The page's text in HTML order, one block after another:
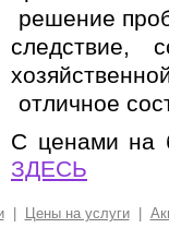
решение
следствие,
отличное
С ценами на
ЗДЕСЬ
Цены на услуги